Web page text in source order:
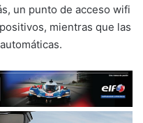
un punto de acceso wifi
mientras que las